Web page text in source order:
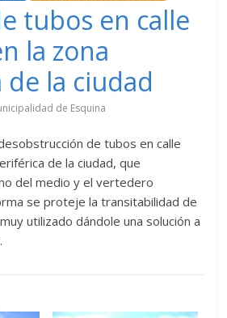
tubos en calle
la zona
la ciudad
de Esquina
de tubos en calle
de la ciudad, que
del medio y el vertedero
se proteje la transitabilidad de
utilizado dándole una solución a